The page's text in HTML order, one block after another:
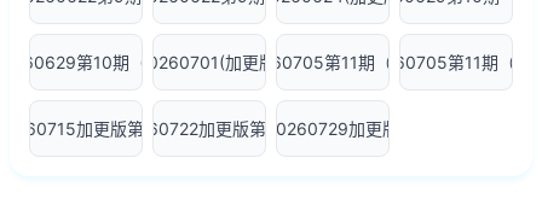
第10期（下）20260701(加更版)20260705第11期（上）20260705第11期（下
加更版第11期
20260722加更版第12期20260729加更版